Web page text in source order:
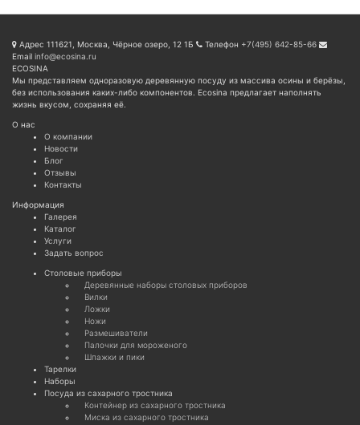
Адрес 111621, Москва, Чёрное озеро, 12 1Б Телефон +7(495) 642-85-66
Email info@ecosina.ru
ECOSINA
Мы представляем одноразовую деревянную посуду из массива осины и берёзы,
без использования каких-либо компонентов. Ecosina предлагает наполнять
жизнь вкусом, сохраняя её.
О нас
О компании
Новости
Блог
Отзывы
Контакты
Информация
Галерея
Каталог
Услуги
Задать вопрос
Cтоловые приборы
Деревянные наборы столовых приборов
Вилки
Ложки
Ножи
Размешиватели
Палочки для мороженого
Шпажки и пики
Тарелки
Наборы
Посуда из сахарного тростника
Контейнер из сахарного тростника
Миска из сахарного тростника